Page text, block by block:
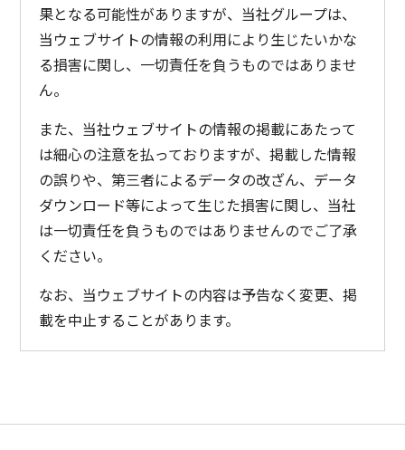
果となる可能性がありますが、当社グループは、
当ウェブサイトの情報の利用により生じたいかな
る損害に関し、一切責任を負うものではありませ
ん。
また、当社ウェブサイトの情報の掲載にあたって
は細心の注意を払っておりますが、掲載した情報
の誤りや、第三者によるデータの改ざん、データ
ダウンロード等によって生じた損害に関し、当社
は一切責任を負うものではありませんのでご了承
ください。
なお、当ウェブサイトの内容は予告なく変更、掲
載を中止することがあります。